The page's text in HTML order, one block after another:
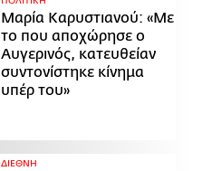
Μαρία Καρυστιανού: «Με
το που αποχώρησε ο
Αυγερινός, κατευθείαν
συντονίστηκε κίνημα
υπέρ του»
ΔΙΕΘΝΗ